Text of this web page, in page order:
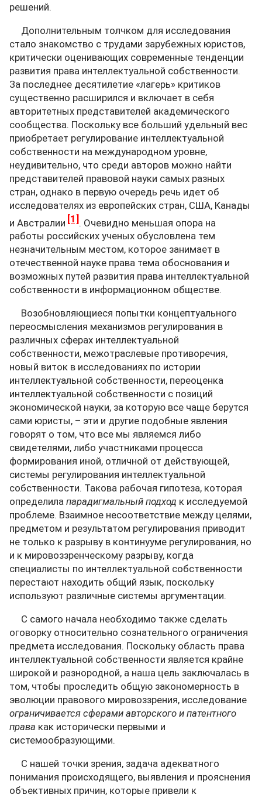
решений.
Дополнительным толчком для исследования
стало знакомство с трудами зарубежных юристов,
критически оценивающих современные тенденции
развития права интеллектуальной собственности.
За последнее десятилетие «лагерь» критиков
существенно расширился и включает в себя
авторитетных представителей академического
сообщества. Поскольку все больший удельный вес
приобретает регулирование интеллектуальной
собственности на международном уровне,
неудивительно, что среди авторов можно найти
представителей правовой науки самых разных
стран, однако в первую очередь речь идет об
исследователях из европейских стран, США, Канады
и Австралии [1] . Очевидно меньшая опора на
работы российских ученых обусловлена тем
незначительным местом, которое занимает в
отечественной науке права тема обоснования и
возможных путей развития права интеллектуальной
собственности в информационном обществе.
Возобновляющиеся попытки концептуального
переосмысления механизмов регулирования в
различных сферах интеллектуальной
собственности, межотраслевые противоречия,
новый виток в исследованиях по истории
интеллектуальной собственности, переоценка
интеллектуальной собственности с позиций
экономической науки, за которую все чаще берутся
сами юристы, – эти и другие подобные явления
говорят о том, что все мы являемся либо
свидетелями, либо участниками процесса
формирования иной, отличной от действующей,
системы регулирования интеллектуальной
собственности. Такова рабочая гипотеза, которая
определила парадигмальный подход к исследуемой
проблеме. Взаимное несоответствие между целями,
предметом и результатом регулирования приводит
не только к разрыву в континууме регулирования, но
и к мировоззренческому разрыву, когда
специалисты по интеллектуальной собственности
перестают находить общий язык, поскольку
используют различные системы аргументации.
С самого начала необходимо также сделать
оговорку относительно сознательного ограничения
предмета исследования. Поскольку область права
интеллектуальной собственности является крайне
широкой и разнородной, а наша цель заключалась в
том, чтобы проследить общую закономерность в
эволюции правового мировоззрения, исследование
ограничивается сферами авторского и патентного
права как исторически первыми и
системообразующими.
С нашей точки зрения, задача адекватного
понимания происходящего, выявления и прояснения
объективных причин, которые привели к